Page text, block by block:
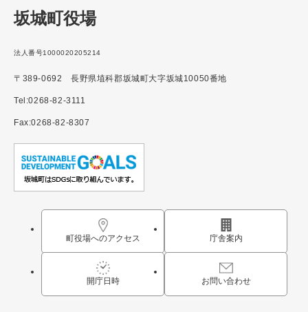
坂城町役場
法人番号1000020205214
〒389-0692 長野県埴科郡坂城町大字坂城10050番地
Tel:0268-82-3111
Fax:0268-82-8307
町役場へのアクセス 庁舎案内
開庁日時 お問い合わせ